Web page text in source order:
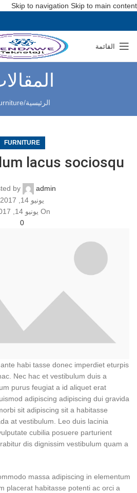
Skip to navigation Skip to main content
القائمة
الرئيسية/
FURNITURE
lacus sociosqu
by
admin
يونيو 14, 2017
On يونيو 14, 2017
0
habi tasse donec imperdiet eturpis
Nec hac et vestibulum duis a
purus feugiat a id aliquet erat
adipiscing adipiscing dui gravida
sit adipiscing sit a habitasse
at vestibulum. Leo duis lacinia
cubilia posuere parturient
dis dignissim vestibulum quam a
massa adipiscing in elementum
placerat habitasse potenti ac orci a